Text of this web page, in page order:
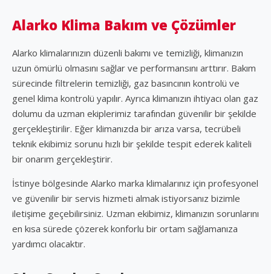
Alarko Klima Bakım ve Çözümler
Alarko klimalarınızın düzenli bakımı ve temizliği, klimanızın
uzun ömürlü olmasını sağlar ve performansını arttırır. Bakım
sürecinde filtrelerin temizliği, gaz basıncının kontrolü ve
genel klima kontrolü yapılır. Ayrıca klimanızın ihtiyacı olan gaz
dolumu da uzman ekiplerimiz tarafından güvenilir bir şekilde
gerçekleştirilir. Eğer klimanızda bir arıza varsa, tecrübeli
teknik ekibimiz sorunu hızlı bir şekilde tespit ederek kaliteli
bir onarım gerçekleştirir.
İstinye bölgesinde Alarko marka klimalarınız için profesyonel
ve güvenilir bir servis hizmeti almak istiyorsanız bizimle
iletişime geçebilirsiniz. Uzman ekibimiz, klimanızın sorunlarını
en kısa sürede çözerek konforlu bir ortam sağlamanıza
yardımcı olacaktır.